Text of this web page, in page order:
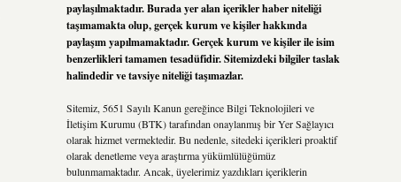
paylaşılmaktadır. Burada yer alan içerikler haber niteliği
taşımamakta olup, gerçek kurum ve kişiler hakkında
paylaşım yapılmamaktadır. Gerçek kurum ve kişiler ile isim
benzerlikleri tamamen tesadüfidir. Sitemizdeki bilgiler taslak
halindedir ve tavsiye niteliği taşımazlar.
Sitemiz, 5651 Sayılı Kanun gereğince Bilgi Teknolojileri ve
İletişim Kurumu (BTK) tarafından onaylanmış bir Yer Sağlayıcı
olarak hizmet vermektedir. Bu nedenle, sitedeki içerikleri proaktif
olarak denetleme veya araştırma yükümlülüğümüz
bulunmamaktadır. Ancak, üyelerimiz yazdıkları içeriklerin